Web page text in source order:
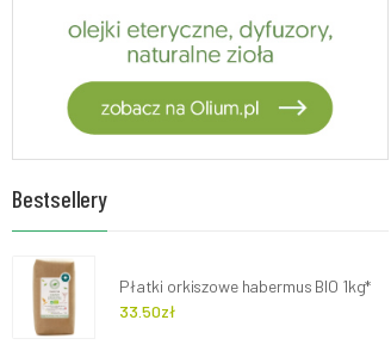
Bestsellery
Płatki orkiszowe habermus BIO 1kg*
33.50zł